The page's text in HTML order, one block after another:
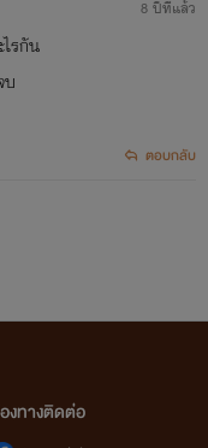
รกัน
บ
8 ปีที่แล้ว
ตอบกลับ
งทางติดต่อ